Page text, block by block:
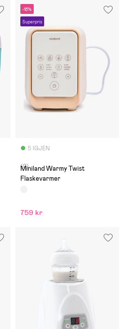
-18%
Superpris
5 IGJEN
(0)
Miniland Warmy Twist
Flaskevarmer
759 kr